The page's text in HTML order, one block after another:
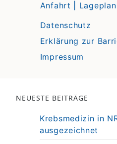
Anfahrt | Lageplan
Datenschutz
Erklärung zur
Impressum
NEUESTE BEITRÄGE
Krebsmedizin in
ausgezeichnet